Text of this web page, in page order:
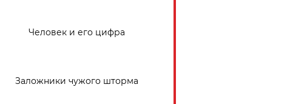
Человек и его цифра
Заложники чужого шторма